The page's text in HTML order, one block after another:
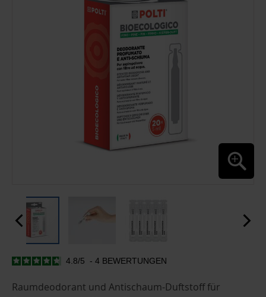
ZUM
DER
4.8/5 - 4 BEWERTUNGEN
Raumdeodorant und Antischaum-Duftstoff für